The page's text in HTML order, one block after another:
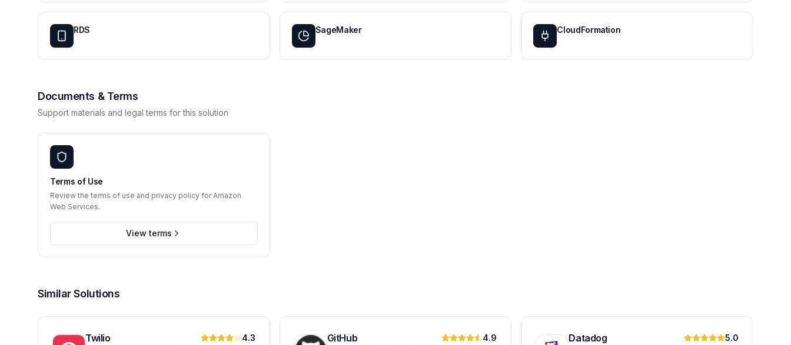
RDS SageMaker CloudFormation
Documents & Terms
Support materials and legal terms for this solution
Terms of Use
Review the terms of use and privacy policy for Amazon
Web Services.
View terms
Similar Solutions
Twilio
4.3
GitHub
4.9
Datadog
5.0